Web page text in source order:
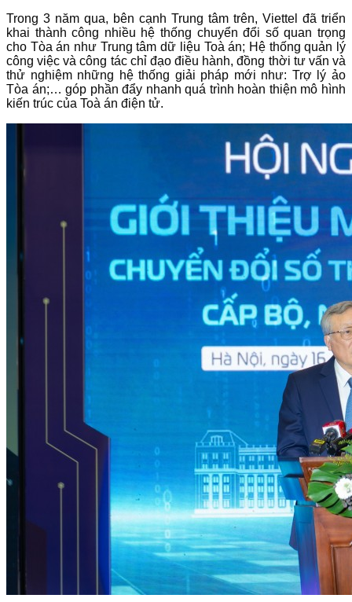
Trong 3 năm qua, bên cạnh Trung tâm trên, Viettel đã triển
khai thành công nhiều hệ thống chuyển đổi số quan trọng
cho Tòa án như Trung tâm dữ liệu Toà án; Hệ thống quản lý
công việc và công tác chỉ đạo điều hành, đồng thời tư vấn và
thử nghiệm những hệ thống giải pháp mới như: Trợ lý ảo
Tòa án;… góp phần đẩy nhanh quá trình hoàn thiện mô hình
kiến trúc của Toà án điện tử.